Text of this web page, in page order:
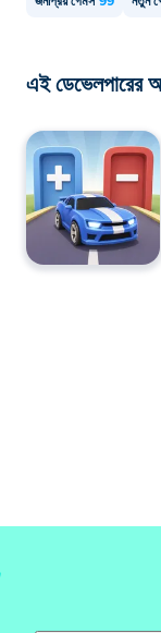
এই ডেভেলপারের